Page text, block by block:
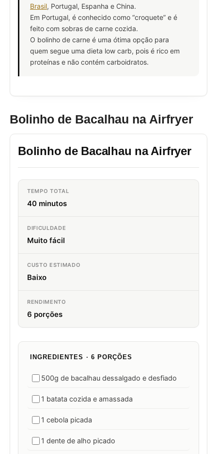
Brasil, Portugal, Espanha e China.
Em Portugal, é conhecido como “croquete” e é
feito com sobras de carne cozida.
O bolinho de carne é uma ótima opção para
quem segue uma dieta low carb, pois é rico em
proteínas e não contém carboidratos.
Bolinho de Bacalhau na Airfryer
Bolinho de Bacalhau na Airfryer
TEMPO TOTAL
40 minutos
DIFICULDADE
Muito fácil
CUSTO ESTIMADO
Baixo
RENDIMENTO
6 porções
INGREDIENTES · 6 PORÇÕES
500g de bacalhau dessalgado e desfiado
1 batata cozida e amassada
1 cebola picada
1 dente de alho picado